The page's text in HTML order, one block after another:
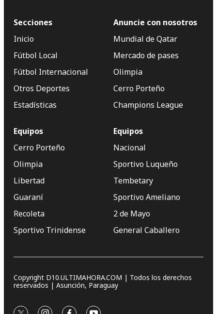
Secciones
Inicio
Fútbol Local
Fútbol Internacional
Otros Deportes
Estadísticas
Anuncie con nosotros
Mundial de Qatar
Mercado de pases
Olimpia
Cerro Porteño
Champions League
Equipos
Cerro Porteño
Olimpia
Libertad
Guaraní
Recoleta
Sportivo Trinidense
Equipos
Nacional
Sportivo Luqueño
Tembetary
Sportivo Ameliano
2 de Mayo
General Caballero
Copyright D10.ULTIMAHORA.COM | Todos los derechos
reservados | Asunción, Paraguay